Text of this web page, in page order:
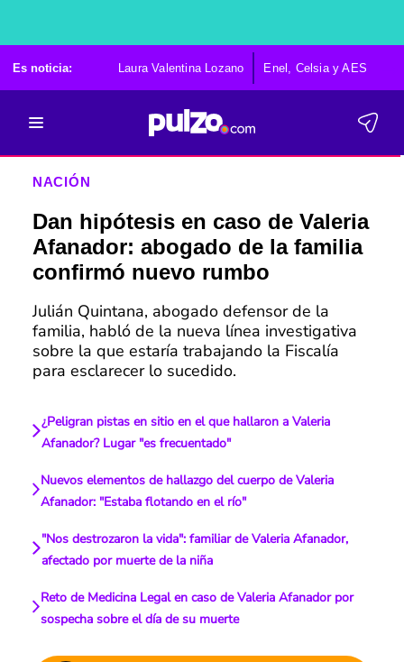
Es noticia: Laura Valentina Lozano Enel, Celsia y AES
NACIÓN
Dan hipótesis en caso de Valeria
Afanador: abogado de la familia
confirmó nuevo rumbo
Julián Quintana, abogado defensor de la
familia, habló de la nueva línea investigativa
sobre la que estaría trabajando la Fiscalía
para esclarecer lo sucedido.
¿Peligran pistas en sitio en el que hallaron a Valeria
Afanador? Lugar "es frecuentado"
Nuevos elementos de hallazgo del cuerpo de Valeria
Afanador: "Estaba flotando en el río"
"Nos destrozaron la vida": familiar de Valeria Afanador,
afectado por muerte de la niña
Reto de Medicina Legal en caso de Valeria Afanador por
sospecha sobre el día de su muerte